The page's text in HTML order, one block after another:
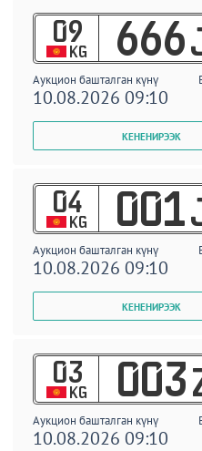
09
KG 666
Аукцион башталган күнү
10.08.2026 09:10
04
KG 001
Аукцион башталган күнү
10.08.2026 09:10
03
KG 003
Аукцион башталган күнү
10.08.2026 09:10